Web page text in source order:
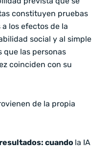
constituyen pruebas
los efectos de la
social y al simple
que las personas
coinciden con su
de la propia
cuando la IA